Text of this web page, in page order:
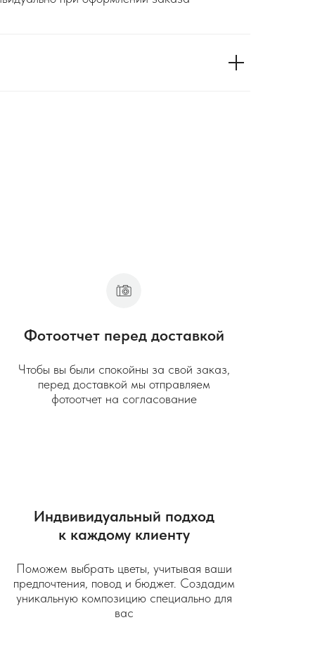
Фотоотчет перед доставкой
Чтобы вы были спокойны за свой заказ,
перед доставкой мы отправляем
фотоотчет на согласование
Индвивидуальный подход
к каждому клиенту
Поможем выбрать цветы, учитывая ваши
предпочтения, повод и бюджет. Создадим
уникальную композицию специально для
вас